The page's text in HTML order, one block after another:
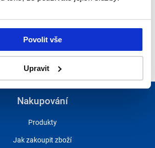
Povolit vše
Upravit
Nakupování
Produkty
Jak zakoupit zboží